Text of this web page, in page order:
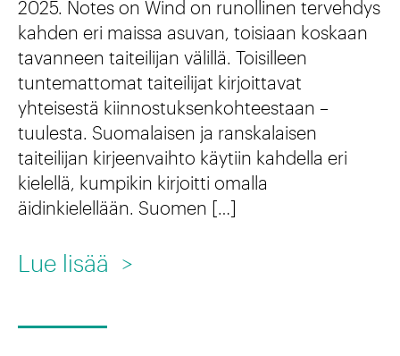
s
s
a
2
8
.
8
v
ä
k
e
h
i
t
a
t
a
l
y
s
a
2025. Notes on Wind on runollinen tervehdys
kahden eri maissa asuvan, toisiaan koskaan
tavanneen taiteilijan välillä. Toisilleen
tuntemattomat taiteilijat kirjoittavat
yhteisestä kiinnostuksenkohteestaan –
tuulesta. Suomalaisen ja ranskalaisen
taiteilijan kirjeenvaihto käytiin kahdella eri
kielellä, kumpikin kirjoitti omalla
äidinkielellään. Suomen […]
Lue lisää >